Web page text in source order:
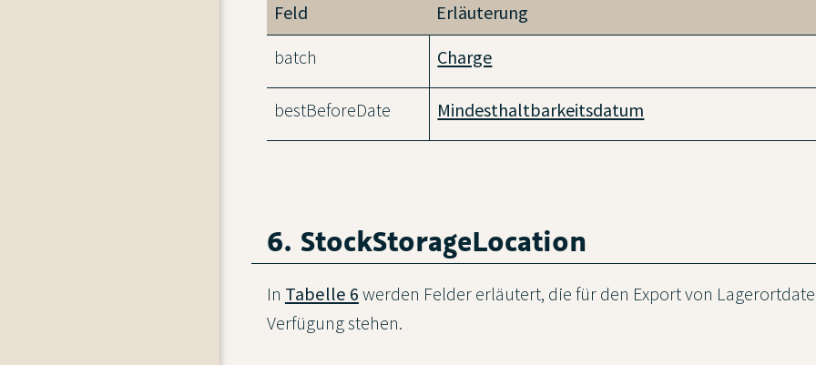
Feld
Erläuterung
batch
Charge
bestBeforeDate Mindesthaltbarkeitsdatum
6. StockStorageLocation
In Tabelle 6werden Felder erläutert, die für den Export von
Verfügung stehen.